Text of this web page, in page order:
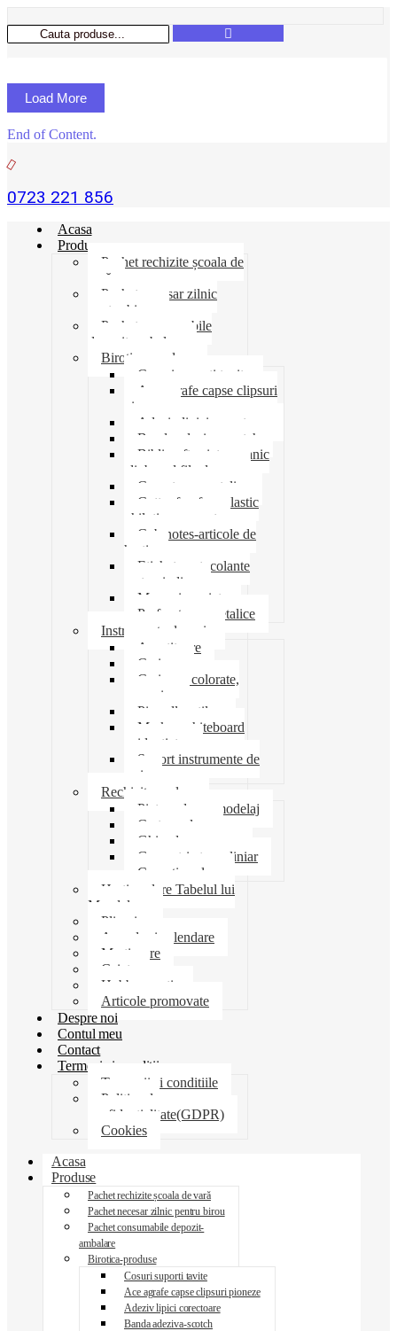
Load More
End of Content.
0723 221 856
Acasa
Produse
Pachet rechizite școala de
vară
Pachet necesar zilnic
pentru birou
Pachet consumabile
depozit-ambalare
Birotica-produse
Cosuri suporti tavite
Ace agrafe capse clipsuri
pioneze
Adeziv lipici corectoare
Banda adeziva-scotch
Biblioraft caiet mecanic
clipboard file dosare
Capsatoare metalice
Cutter foarfeca elastic
ghilotina magnet
Cub notes-articole de
hartie
Etichete autocolante
carton indigo
Mape si serviete
Perforatoare metalice
Instrumente de scris
Ascutitoare
Carioca
Creioane colorate,
mecanice
Pix roller stilou
Marker whiteboard
evidentiator
Suport instrumente de
scris
Rechizite scolare
Pictura desen modelaj
Creta scolara
Ghiozdane penare
Geometrie trusa liniar
Coperti scolare
Harti scolare Tabelul lui
Mendeleev
Plicuri
Agende si calendare
Martisoare
Caiete
Hobby creatie
Articole promovate
Despre noi
Contul meu
Contact
Termeni si conditii
Termenii si conditiile
Politica de
confidentialitate(GDPR)
Cookies
Acasa
Produse
Pachet rechizite școala de vară
Pachet necesar zilnic pentru birou
Pachet consumabile depozit-
ambalare
Birotica-produse
Cosuri suporti tavite
Ace agrafe capse clipsuri pioneze
Adeziv lipici corectoare
Banda adeziva-scotch